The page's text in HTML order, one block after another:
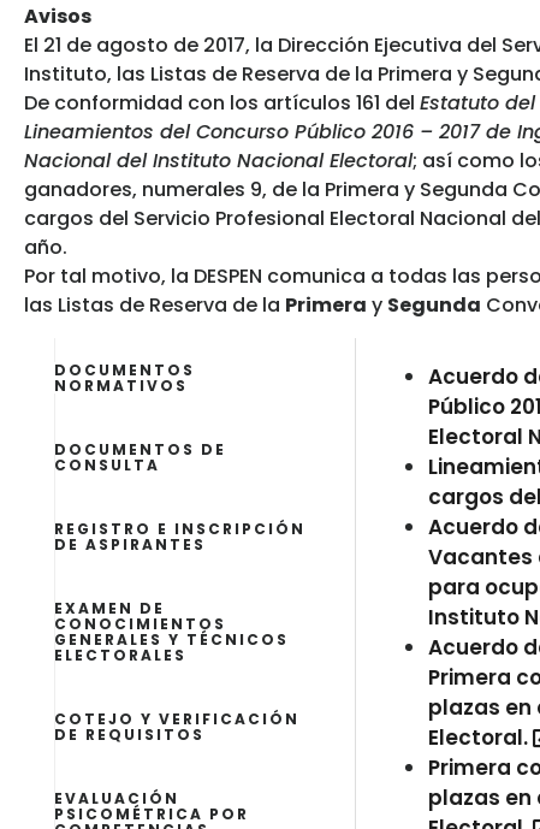
Avisos
El 21 de agosto de 2017, la Dirección Ejecutiva del
Instituto, las Listas de Reserva de la Primera y
De conformidad con los artículos 161 del Estatuto
Lineamientos del Concurso Público 2016 – 2017 de
Nacional del Instituto Nacional Electoral; así como
ganadores, numerales 9, de la Primera y Segunda
cargos del Servicio Profesional Electoral Nacional
año.
Por tal motivo, la DESPEN comunica a todas las
las Listas de Reserva de la Primera y Segunda
DOCUMENTOS
NORMATIVOS
DOCUMENTOS DE
CONSULTA
REGISTRO E INSCRIPCIÓN
DE ASPIRANTES
EXAMEN DE
CONOCIMIENTOS
GENERALES Y TÉCNICOS
ELECTORALES
COTEJO Y VERIFICACIÓN
DE REQUISITOS
EVALUACIÓN
PSICOMÉTRICA POR
Acuerdo
Público
Electoral
cargos
Acuerdo
Vacantes
para
Instituto
Acuerdo
Primera
plazas en
Electoral.
Primera
plazas en